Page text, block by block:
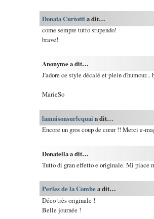
Donata Curtotti a dit…
come sempre tutto stupendo!
brave!
Anonyme a dit…
J'adore ce style décalé et plein
MarieSo
lamaisonsurlequai a dit…
Encore un gros coup de cœur !! Merci e-
Donatella a dit…
Tutto di gran effetto e originale. Mi piace
Perles de la Combea dit…
Déco très originale !
Belle journée !